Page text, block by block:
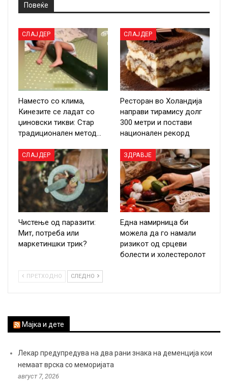
Повеќе
СЛАЈДЕР
Наместо со клима,
Кинезите се ладат со
џиновски тикви: Стар
традиционален метод…
СЛАЈДЕР
Ресторан во Холандија
направи тирамису долг
300 метри и постави
национален рекорд
СЛАЈДЕР
Чистење од паразити:
Мит, потреба или
маркетиншки трик?
ЗДРАВЈЕ
Една намирница би
можела да го намали
ризикот од срцеви
болести и холестеролот
ПРЕТХОДНО СЛЕДНО
Мајка и дете
Лекар предупредува на два рани знака на деменција кои
немаат врска со меморијата
август 7, 2026